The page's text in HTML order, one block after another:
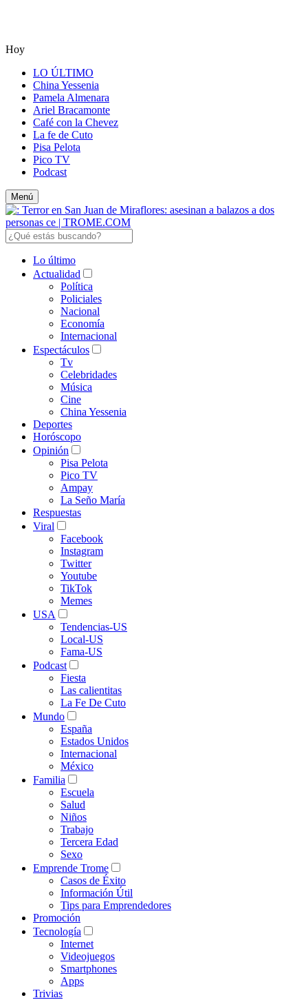
Hoy
LO ÚLTIMO
China Yessenia
Pamela Almenara
Ariel Bracamonte
Café con la Chevez
La fe de Cuto
Pisa Pelota
Pico TV
Podcast
Menú
Lo último
Actualidad
Política
Policiales
Nacional
Economía
Internacional
Espectáculos
Tv
Celebridades
Música
Cine
China Yessenia
Deportes
Horóscopo
Opinión
Pisa Pelota
Pico TV
Ampay
La Seño María
Respuestas
Viral
Facebook
Instagram
Twitter
Youtube
TikTok
Memes
USA
Tendencias-US
Local-US
Fama-US
Podcast
Fiesta
Las calientitas
La Fe De Cuto
Mundo
España
Estados Unidos
Internacional
México
Familia
Escuela
Salud
Niños
Trabajo
Tercera Edad
Sexo
Emprende Trome
Casos de Éxito
Información Útil
Tips para Emprendedores
Promoción
Tecnología
Internet
Videojuegos
Smartphones
Apps
Trivias